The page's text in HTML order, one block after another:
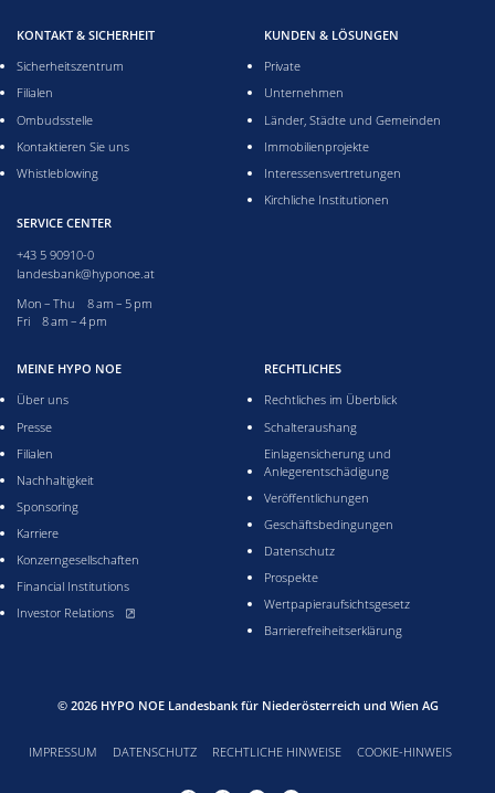
KONTAKT & SICHERHEIT
Sicherheitszentrum
Filialen
Ombudsstelle
Kontaktieren Sie uns
Whistleblowing
SERVICE CENTER
+43 5 90910-0
landesbank@hyponoe.at
Monday till Thursday from 8 to 5 pm
Mon – Thu 8 am – 5 pm
Friday from 8 to 4 pm
Fri 8 am – 4 pm
KUNDEN & LÖSUNGEN
Private
Unternehmen
Länder, Städte und Gemeinden
Immobilienprojekte
Interessensvertretungen
Kirchliche Institutionen
MEINE HYPO NOE
Über uns
Presse
Filialen
Nachhaltigkeit
Sponsoring
Karriere
Konzerngesellschaften
Financial Institutions
Investor Relations, öffnet neues Fenster
RECHTLICHES
Rechtliches im Überblick
Schalteraushang
Einlagensicherung und
Anlegerentschädigung
Veröffentlichungen
Geschäftsbedingungen
Datenschutz
Prospekte
Wertpapieraufsichtsgesetz
Barrierefreiheitserklärung
© 2026 HYPO NOE Landesbank für Niederösterreich und Wien AG
IMPRESSUM DATENSCHUTZ RECHTLICHE HINWEISE COOKIE-HINWEIS